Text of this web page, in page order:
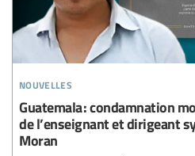
nouvelles
Guatemala : condamnation
de l’enseignant et dirigeant
Moran